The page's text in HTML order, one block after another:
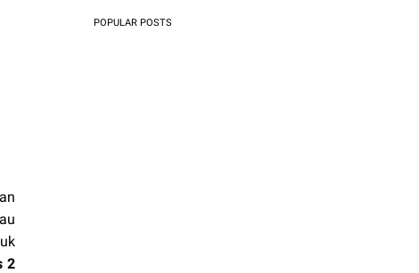
2
POPULAR POSTS